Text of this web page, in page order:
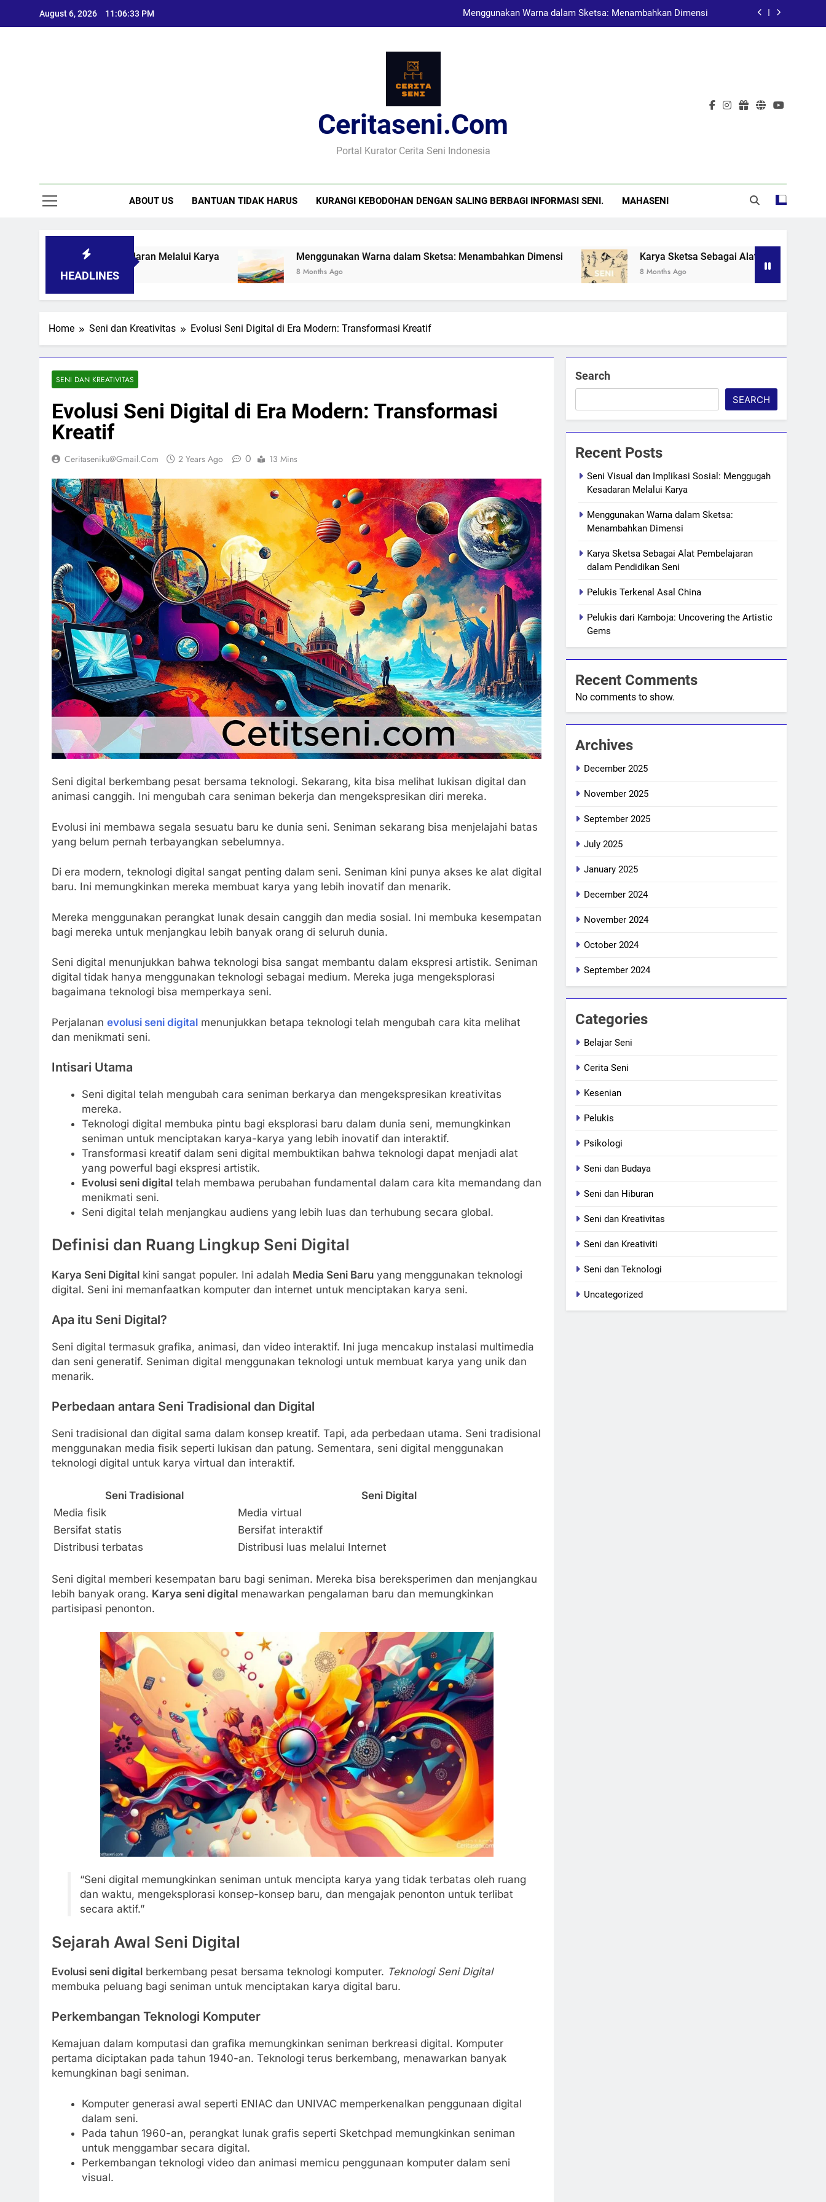
August 6, 2026 11:06:34 PM Menggunakan Warna dalam Sketsa: Menambahkan Dimensi
Seni Visual dan Implikasi Sosial: Menggugah Kesadaran Melalui Karya
Menggunakan Warna dalam Sketsa: Menambahkan Dimensi
Karya Sketsa Sebagai Alat Pembelajaran dalam Pendidikan Seni
Ceritaseni.com
Portal Kurator Cerita Seni Indonesia
ABOUT US BANTUAN TIDAK HARUS KURANGI KEBODOHAN DENGAN SALING BERBAGI INFORMASI SENI. MAHASENI
HEADLINES
Kesadaran Melalui Karya Menggunakan Warna dalam Sketsa: Menambahkan Dimensi
8 Months Ago
Karya Sketsa Sebagai Alat Pembelajaran dalam
8 Months Ago
Home Seni dan Kreativitas Evolusi Seni Digital di Era Modern: Transformasi Kreatif
SENI DAN KREATIVITAS
Evolusi Seni Digital di Era Modern: Transformasi
Kreatif
Ceritaseniku@gmail.com 2 Years Ago 0 13 Mins
Seni digital berkembang pesat bersama teknologi. Sekarang, kita bisa melihat lukisan digital dan
animasi canggih. Ini mengubah cara seniman bekerja dan mengekspresikan diri mereka.
Evolusi ini membawa segala sesuatu baru ke dunia seni. Seniman sekarang bisa menjelajahi batas
yang belum pernah terbayangkan sebelumnya.
Di era modern, teknologi digital sangat penting dalam seni. Seniman kini punya akses ke alat digital
baru. Ini memungkinkan mereka membuat karya yang lebih inovatif dan menarik.
Mereka menggunakan perangkat lunak desain canggih dan media sosial. Ini membuka kesempatan
bagi mereka untuk menjangkau lebih banyak orang di seluruh dunia.
Seni digital menunjukkan bahwa teknologi bisa sangat membantu dalam ekspresi artistik. Seniman
digital tidak hanya menggunakan teknologi sebagai medium. Mereka juga mengeksplorasi
bagaimana teknologi bisa memperkaya seni.
Perjalanan evolusi seni digital menunjukkan betapa teknologi telah mengubah cara kita melihat
dan menikmati seni.
Intisari Utama
Seni digital telah mengubah cara seniman berkarya dan mengekspresikan kreativitas
mereka.
Teknologi digital membuka pintu bagi eksplorasi baru dalam dunia seni, memungkinkan
seniman untuk menciptakan karya-karya yang lebih inovatif dan interaktif.
Transformasi kreatif dalam seni digital membuktikan bahwa teknologi dapat menjadi alat
yang powerful bagi ekspresi artistik.
Evolusi seni digitaltelah membawa perubahan fundamental dalam cara kita memandang dan
menikmati seni.
Seni digital telah menjangkau audiens yang lebih luas dan terhubung secara global.
Definisi dan Ruang Lingkup Seni Digital
Karya Seni Digital kini sangat populer. Ini adalah Media Seni Baru yang menggunakan teknologi
digital. Seni ini memanfaatkan komputer dan internet untuk menciptakan karya seni.
Apa itu Seni Digital?
Seni digital termasuk grafika, animasi, dan video interaktif. Ini juga mencakup instalasi multimedia
dan seni generatif. Seniman digital menggunakan teknologi untuk membuat karya yang unik dan
menarik.
Perbedaan antara Seni Tradisional dan Digital
Seni tradisional dan digital sama dalam konsep kreatif. Tapi, ada perbedaan utama. Seni tradisional
menggunakan media fisik seperti lukisan dan patung. Sementara, seni digital menggunakan
teknologi digital untuk karya virtual dan interaktif.
Seni Tradisional
Seni Digital
Media fisik
Media virtual
Bersifat statis
Bersifat interaktif
Distribusi terbatas
Distribusi luas melalui Internet
Seni digital memberi kesempatan baru bagi seniman. Mereka bisa bereksperimen dan menjangkau
lebih banyak orang. Karya seni digital menawarkan pengalaman baru dan memungkinkan
partisipasi penonton.
“Seni digital memungkinkan seniman untuk mencipta karya yang tidak terbatas oleh ruang
dan waktu, mengeksplorasi konsep-konsep baru, dan mengajak penonton untuk terlibat
secara aktif.”
Sejarah Awal Seni Digital
Evolusi seni digital berkembang pesat bersama teknologi komputer. Teknologi Seni Digital
membuka peluang bagi seniman untuk menciptakan karya digital baru.
Perkembangan Teknologi Komputer
Kemajuan dalam komputasi dan grafika memungkinkan seniman berkreasi digital. Komputer
pertama diciptakan pada tahun 1940-an. Teknologi terus berkembang, menawarkan banyak
kemungkinan bagi seniman.
Komputer generasi awal seperti ENIAC dan UNIVAC memperkenalkan penggunaan digital
dalam seni.
Pada tahun 1960-an, perangkat lunak grafis seperti Sketchpad memungkinkan seniman
untuk menggambar secara digital.
Perkembangan teknologi video dan animasi memicu penggunaan komputer dalam seni
visual.
Search
SEARCH
Recent Posts
Seni Visual dan Implikasi Sosial: Menggugah
Kesadaran Melalui Karya
Menggunakan Warna dalam Sketsa:
Menambahkan Dimensi
Karya Sketsa Sebagai Alat Pembelajaran
dalam Pendidikan Seni
Pelukis Terkenal Asal China
Pelukis dari Kamboja: Uncovering the Artistic
Gems
Recent Comments
No comments to show.
Archives
December 2025
November 2025
September 2025
July 2025
January 2025
December 2024
November 2024
October 2024
September 2024
Categories
Belajar Seni
Cerita Seni
Kesenian
Pelukis
Psikologi
Seni dan Budaya
Seni dan Hiburan
Seni dan Kreativitas
Seni dan Kreativiti
Seni dan Teknologi
Uncategorized